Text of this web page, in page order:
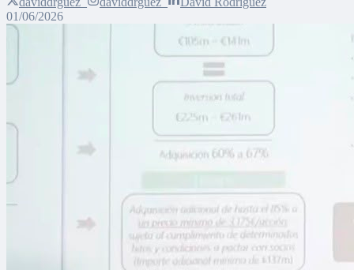
01/06/2026